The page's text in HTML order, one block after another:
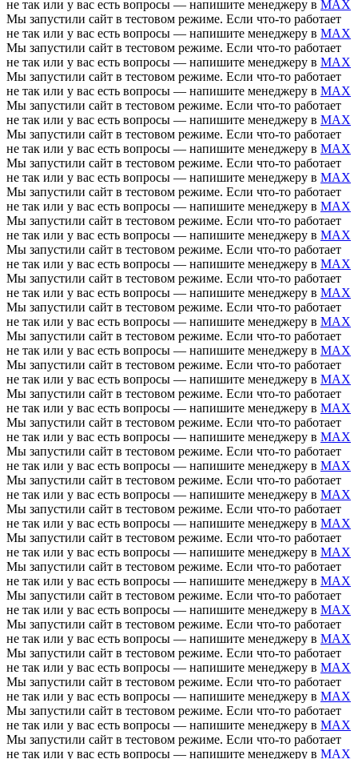
не так или у вас есть вопросы — напишите менеджеру в MAX
Мы запустили сайт в тестовом режиме. Если что-то работает
не так или у вас есть вопросы — напишите менеджеру в MAX
Мы запустили сайт в тестовом режиме. Если что-то работает
не так или у вас есть вопросы — напишите менеджеру в MAX
Мы запустили сайт в тестовом режиме. Если что-то работает
не так или у вас есть вопросы — напишите менеджеру в MAX
Мы запустили сайт в тестовом режиме. Если что-то работает
не так или у вас есть вопросы — напишите менеджеру в MAX
Мы запустили сайт в тестовом режиме. Если что-то работает
не так или у вас есть вопросы — напишите менеджеру в MAX
Мы запустили сайт в тестовом режиме. Если что-то работает
не так или у вас есть вопросы — напишите менеджеру в MAX
Мы запустили сайт в тестовом режиме. Если что-то работает
не так или у вас есть вопросы — напишите менеджеру в MAX
Мы запустили сайт в тестовом режиме. Если что-то работает
не так или у вас есть вопросы — напишите менеджеру в MAX
Мы запустили сайт в тестовом режиме. Если что-то работает
не так или у вас есть вопросы — напишите менеджеру в MAX
Мы запустили сайт в тестовом режиме. Если что-то работает
не так или у вас есть вопросы — напишите менеджеру в MAX
Мы запустили сайт в тестовом режиме. Если что-то работает
не так или у вас есть вопросы — напишите менеджеру в MAX
Мы запустили сайт в тестовом режиме. Если что-то работает
не так или у вас есть вопросы — напишите менеджеру в MAX
Мы запустили сайт в тестовом режиме. Если что-то работает
не так или у вас есть вопросы — напишите менеджеру в MAX
Мы запустили сайт в тестовом режиме. Если что-то работает
не так или у вас есть вопросы — напишите менеджеру в MAX
Мы запустили сайт в тестовом режиме. Если что-то работает
не так или у вас есть вопросы — напишите менеджеру в MAX
Мы запустили сайт в тестовом режиме. Если что-то работает
не так или у вас есть вопросы — напишите менеджеру в MAX
Мы запустили сайт в тестовом режиме. Если что-то работает
не так или у вас есть вопросы — напишите менеджеру в MAX
Мы запустили сайт в тестовом режиме. Если что-то работает
не так или у вас есть вопросы — напишите менеджеру в MAX
Мы запустили сайт в тестовом режиме. Если что-то работает
не так или у вас есть вопросы — напишите менеджеру в MAX
Мы запустили сайт в тестовом режиме. Если что-то работает
не так или у вас есть вопросы — напишите менеджеру в MAX
Мы запустили сайт в тестовом режиме. Если что-то работает
не так или у вас есть вопросы — напишите менеджеру в MAX
Мы запустили сайт в тестовом режиме. Если что-то работает
не так или у вас есть вопросы — напишите менеджеру в MAX
Мы запустили сайт в тестовом режиме. Если что-то работает
не так или у вас есть вопросы — напишите менеджеру в MAX
Мы запустили сайт в тестовом режиме. Если что-то работает
не так или у вас есть вопросы — напишите менеджеру в MAX
Мы запустили сайт в тестовом режиме. Если что-то работает
не так или у вас есть вопросы — напишите менеджеру в MAX
Мы запустили сайт в тестовом режиме. Если что-то работает
не так или у вас есть вопросы — напишите менеджеру в MAX